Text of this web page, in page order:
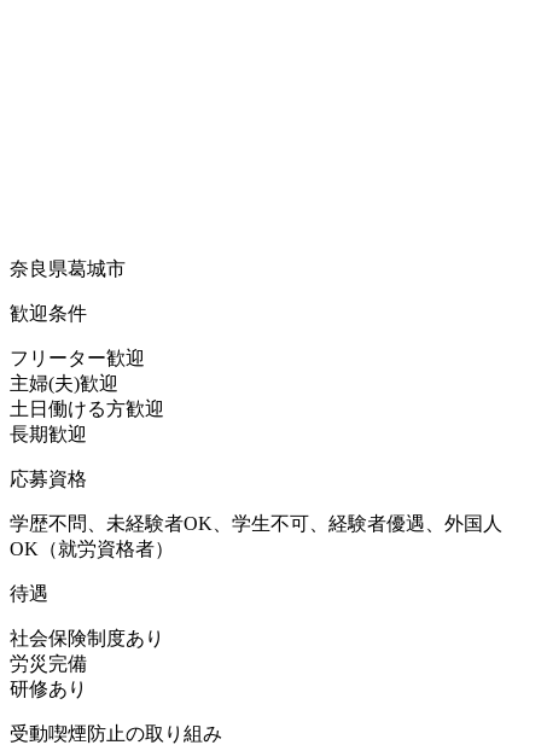
奈良県葛城市
歓迎条件
フリーター歓迎
主婦(夫)歓迎
土日働ける方歓迎
長期歓迎
応募資格
学歴不問、未経験者OK、学生不可、経験者優遇、外国人
OK（就労資格者）
待遇
社会保険制度あり
労災完備
研修あり
受動喫煙防止の取り組み